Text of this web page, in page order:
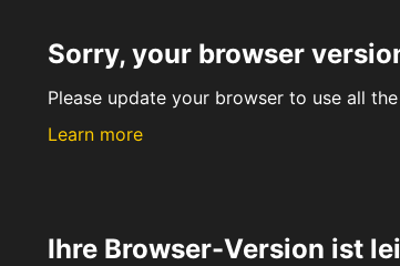
Sorry, your browser
Please update your browser to use all
Learn more
Ihre Browser-Version ist